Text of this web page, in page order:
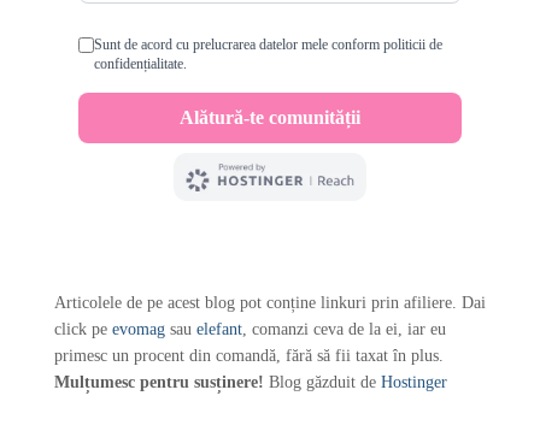
Articolele de pe acest blog pot conține linkuri prin afiliere. Dai
click pe evomag sau elefant, comanzi ceva de la ei, iar eu
primesc un procent din comandă, fără să fii taxat în plus.
Mulțumesc pentru susținere! Blog găzduit de Hostinger